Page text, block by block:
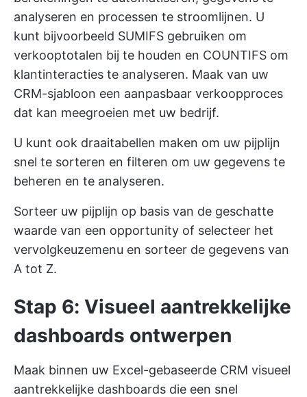
analyseren en processen te stroomlijnen. U
kunt bijvoorbeeld SUMIFS gebruiken om
verkooptotalen bij te houden en COUNTIFS om
klantinteracties te analyseren. Maak van uw
CRM-sjabloon een aanpasbaar verkoopproces
dat kan meegroeien met uw bedrijf.
U kunt ook draaitabellen maken om uw pijplijn
snel te sorteren en filteren om uw gegevens te
beheren en te analyseren.
Sorteer uw pijplijn op basis van de geschatte
waarde van een opportunity of selecteer het
vervolgkeuzemenu en sorteer de gegevens van
A tot Z.
Stap 6: Visueel aantrekkelijke
dashboards ontwerpen
Maak binnen uw Excel-gebaseerde CRM visueel
aantrekkelijke dashboards die een snel